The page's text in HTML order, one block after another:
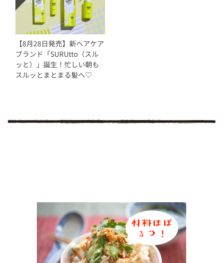
【8月28日発売】新ヘアケア
ブランド「SURUtto（スル
ッと）」誕生！忙しい朝も
スルッとまとまる髪へ♡